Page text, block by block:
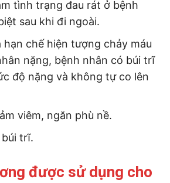
tình trạng đau rát ở bệnh
sau khi đi ngoài.
hạn chế hiện tượng chảy máu
nặng, bệnh nhân có búi trĩ
độ nặng và không tự co lên
viêm, ngăn phù nề.
trĩ.
được sử dụng cho